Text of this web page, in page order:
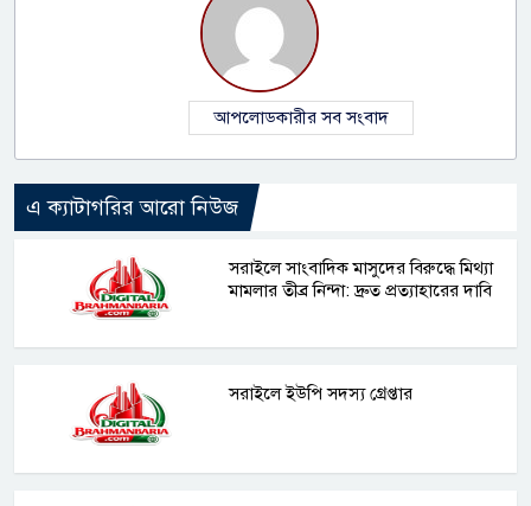
আপলোডকারীর সব সংবাদ
এ ক্যাটাগরির আরো নিউজ
সরাইলে সাংবাদিক মাসুদের বিরুদ্ধে মিথ্যা
মামলার তীব্র নিন্দা: দ্রুত প্রত্যাহারের দাবি
সরাইলে ইউপি সদস্য গ্রেপ্তার